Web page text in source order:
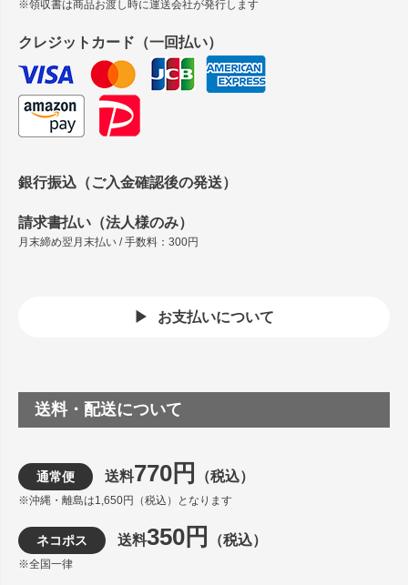
※領収書は商品お渡し時に運送会社が発行します
クレジットカード（一回払い）
銀行振込（ご入金確認後の発送）
請求書払い（法人様のみ）
月末締め翌月末払い / 手数料：300円
お支払いについて
送料・配送について
通常便 送料770円 （税込）
※沖縄・離島は1,650円（税込）となります
ネコポス 送料350円 （税込）
※全国一律